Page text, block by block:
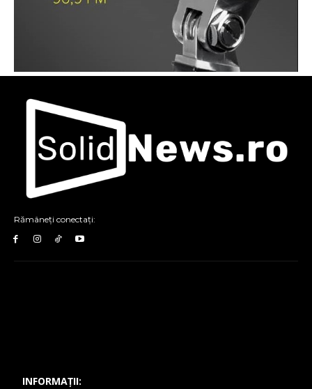
Rămâneți conectați:
INFORMAȚII: